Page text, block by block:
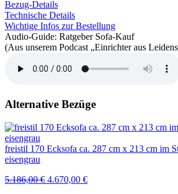
Bezug-Details
Technische Details
Wichtige Infos zur Bestellung
Audio-Guide: Ratgeber Sofa-Kauf
(Aus unserem Podcast „Einrichter aus
Alternative Bezüge
freistil 170 Ecksofa ca. 287 cm x 213 cm im
eisengrau
5.186,00€ Ursprünglicher
4.670,00 €Aktueller